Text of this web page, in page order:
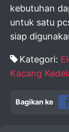
kebutuhan
untuk satu
siap
Kategori:
Kacang
Bagikan ke